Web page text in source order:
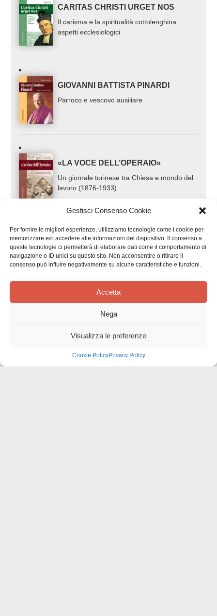
Gestisci Consenso Cookie
Per fornire le migliori esperienze, utilizziamo tecnologie come i cookie per
memorizzare e/o accedere alle informazioni del dispositivo. Il consenso a
queste tecnologie ci permetterà di elaborare dati come il comportamento di
navigazione o ID unici su questo sito. Non acconsentire o ritirare il
consenso può influire negativamente su alcune caratteristiche e funzioni.
Accetta
Nega
Visualizza le preferenze
Cookie PolicyPrivacy Policy
CARITAS CHRISTI URGET NOS
Il carisma e la spiritualità cottolenghina:
aspetti ecclesiologici
GIOVANNI BATTISTA PINARDI
Parroco e vescovo ausiliare
«LA VOCE DELL’OPERAIO»
Un giornale torinese tra Chiesa e mondo del
lavoro (1876-1933)
Recensioni dei clienti